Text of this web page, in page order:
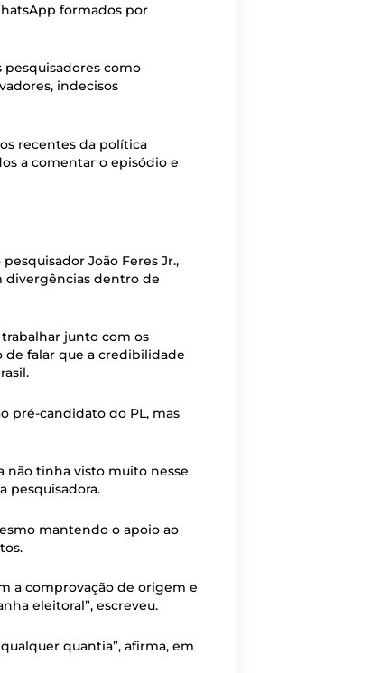
formados por
como
indecisos
recentes da política
a comentar o episódio e
João Feres Jr.,
divergências dentro de
junto com os
de falar que a credibilidade
pré-candidato do PL, mas
não tinha visto muito nesse
pesquisadora.
mantendo o apoio ao
a comprovação de origem e
eleitoral”, escreveu.
quantia”, afirma, em